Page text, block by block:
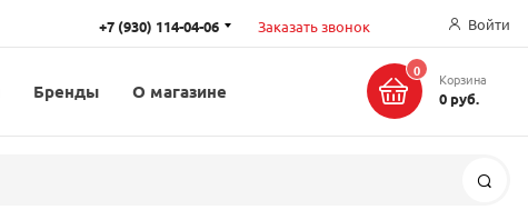
+7 (930) 114-04-06 Заказать звонок Войти
Бренды О магазине
0 Корзина
0 руб.